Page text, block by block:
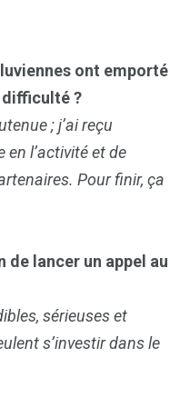
ont emporté
difficulté ?
; j’ai reçu
en l’activité et de
Pour finir, ça
de lancer un appel au
sérieuses et
s’investir dans le